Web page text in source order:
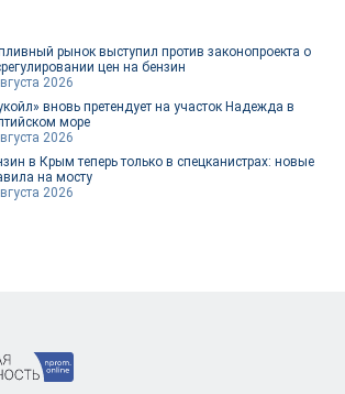
рынок выступил против законопроекта о
цен на бензин
2026
вновь претендует на участок Надежда в
море
2026
в Крым теперь только в спецканистрах: новые
на мосту
2026